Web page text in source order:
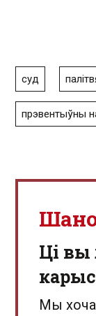
суд
прэвентыўны
Ці вы
Мы